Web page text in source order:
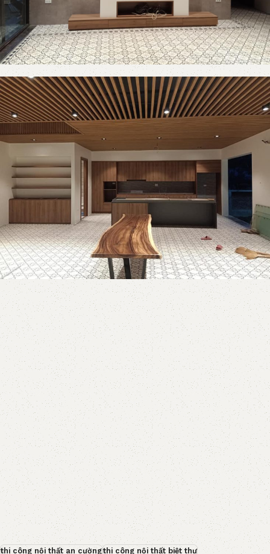
thi công nội thất an cườngthi công nội thất biệt thự